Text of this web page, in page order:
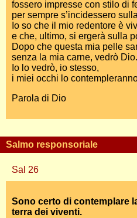
fossero impresse con stilo di
per sempre s’incidessero
Io so che il mio redentore è
e che, ultimo, si ergerà sulla
Dopo che questa mia pelle
senza la mia carne, vedrò Dio.
Io lo vedrò, io stesso,
i miei occhi lo
Parola di Dio
Salmo responsoriale
Sal 26
Sono certo di contemplare
terra dei viventi.